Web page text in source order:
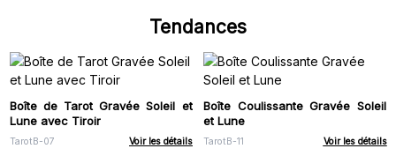
Tendances
Boîte de Tarot Gravée Soleil et
Lune avec Tiroir
TarotB-07 Voir les détails
Boîte Coulissante Gravée Soleil
et Lune
TarotB-11 Voir les détails